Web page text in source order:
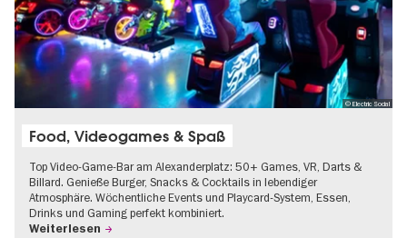
© Electric Social
Food, Videogames & Spaß
Top Video-Game-Bar am Alexanderplatz: 50+ Games, VR, Darts &
Billard. Genieße Burger, Snacks & Cocktails in lebendiger
Atmosphäre. Wöchentliche Events und Playcard-System, Essen,
Drinks und Gaming perfekt kombiniert.
Weiterlesen